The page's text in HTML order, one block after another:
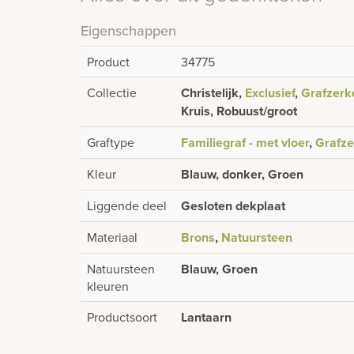
Eigenschappen
Product
34775
Collectie
Christelijk, Exclusief,
Kruis, Robuust/groot
Graftype Familiegraf - met vloer,
Kleur Blauw, donker, Groen
Liggende deel Gesloten dekplaat
Materiaal Brons, Natuursteen
Natuursteen
kleuren
Blauw, Groen
Productsoort Lantaarn